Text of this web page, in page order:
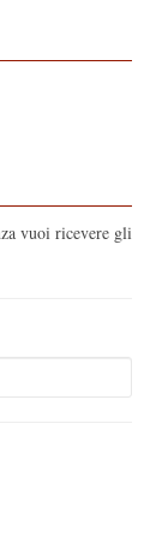
vuoi ricevere gli